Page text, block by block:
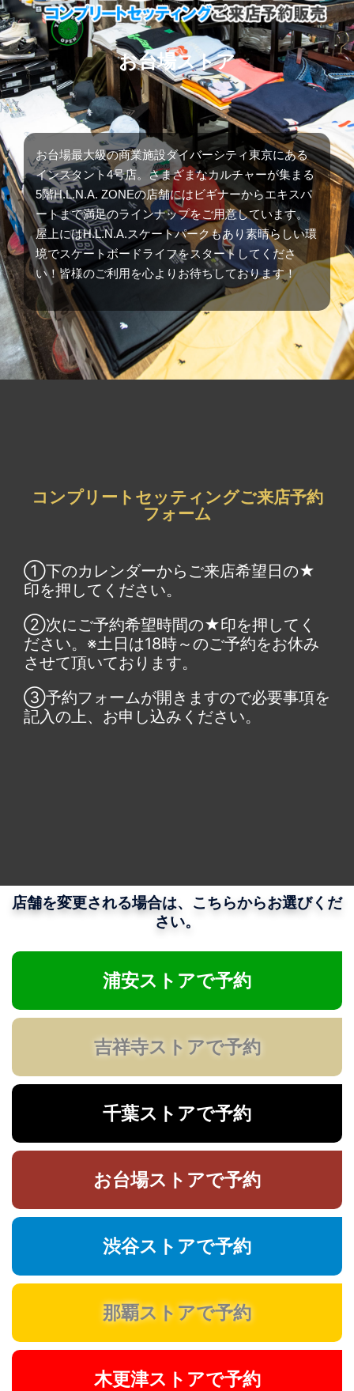
お台場ストア
お台場最大級の商業施設ダイバーシティ東京にある
インスタント4号店。さまざまなカルチャーが集まる
5階H.L.N.A. ZONEの店舗にはビギナーからエキスパ
ートまで満足のラインナップをご用意しています。
屋上にはH.L.N.A.スケートパークもあり素晴らしい環
境でスケートボードライフをスタートしてくださ
い！皆様のご利用を心よりお待ちしております！
コンプリートセッティングご来店予約
フォーム
①下のカレンダーからご来店希望日の★
印を押してください。
②次にご予約希望時間の★印を押してく
ださい。※土日は18時～のご予約をお休み
させて頂いております。
③予約フォームが開きますので必要事項を
記入の上、お申し込みください。
店舗を変更される場合は、こちらからお選びくだ
さい。
浦安ストアで予約
吉祥寺ストアで予約
千葉ストアで予約
お台場ストアで予約
渋谷ストアで予約
那覇ストアで予約
木更津ストアで予約